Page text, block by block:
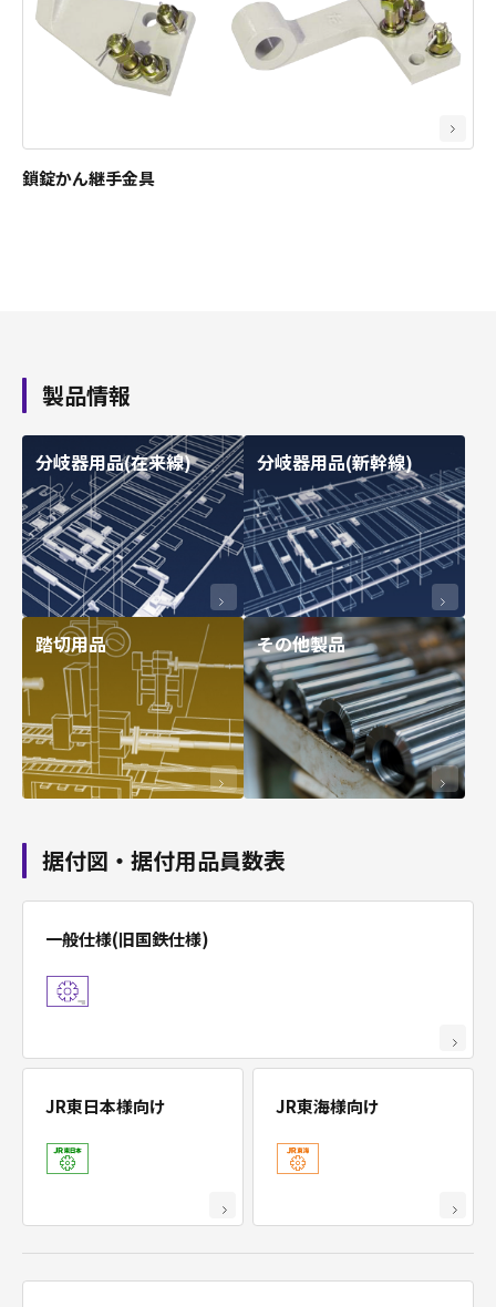
鎖錠かん継手金具
製品情報
分岐器用品(在来線) 分岐器用品(新幹線)
踏切用品 その他製品
据付図・据付用品員数表
一般仕様(旧国鉄仕様)
JR東日本様向け JR東海様向け